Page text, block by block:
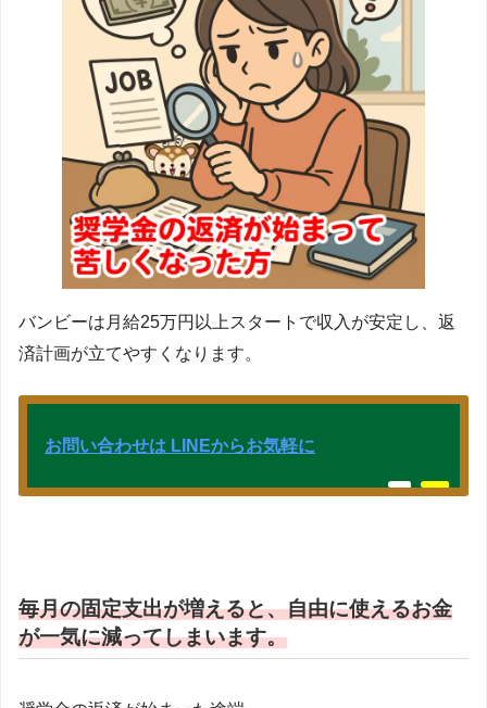
バンビーは月給25万円以上スタートで収入が安定し、返
済計画が立てやすくなります。
お問い合わせは LINEからお気軽に
毎月の固定支出が増えると、自由に使えるお金
が一気に減ってしまいます。